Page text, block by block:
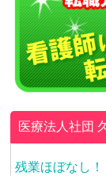
医療法人社団
残業ほぼなし